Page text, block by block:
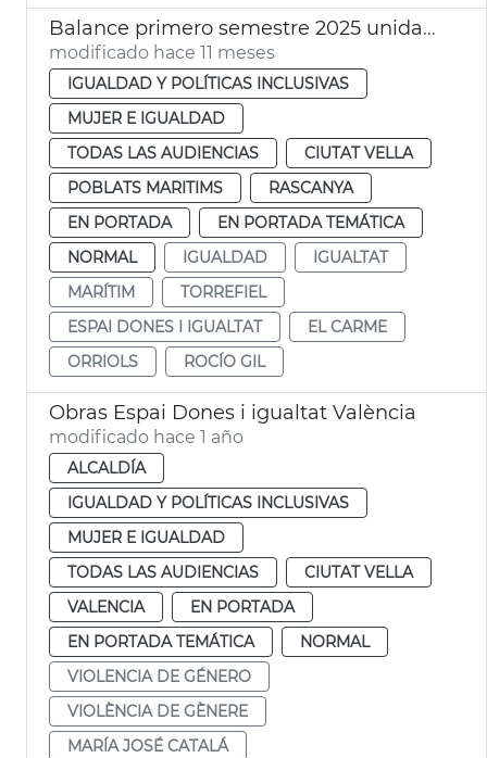
Balance primero semestre 2025 unidades igualdad Ayuntamiento de València
modificado hace 11 meses
IGUALDAD Y POLÍTICAS INCLUSIVAS
MUJER E IGUALDAD
TODAS LAS AUDIENCIAS
CIUTAT VELLA
POBLATS MARITIMS
RASCANYA
EN PORTADA
EN PORTADA TEMÁTICA
NORMAL
IGUALDAD
IGUALTAT
MARÍTIM
TORREFIEL
ESPAI DONES I IGUALTAT
EL CARME
ORRIOLS
ROCÍO GIL
Obras Espai Dones i igualtat València
modificado hace 1 año
ALCALDÍA
IGUALDAD Y POLÍTICAS INCLUSIVAS
MUJER E IGUALDAD
TODAS LAS AUDIENCIAS
CIUTAT VELLA
VALENCIA
EN PORTADA
EN PORTADA TEMÁTICA
NORMAL
VIOLENCIA DE GÉNERO
VIOLÈNCIA DE GÈNERE
MARÍA JOSÉ CATALÁ